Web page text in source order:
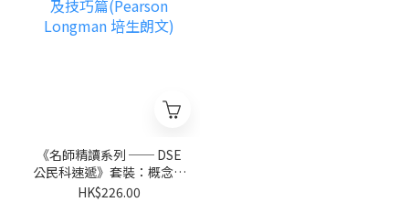
《名師精讀系列 ── DSE
公民科速遞》套裝：概念篇
及技巧篇(Pearson
HK$226.00